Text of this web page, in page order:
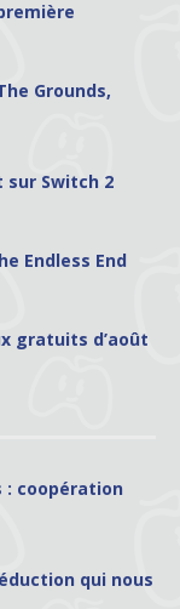
Grounds,
sur Switch 2
Endless End
gratuits d’août
: coopération
qui nous